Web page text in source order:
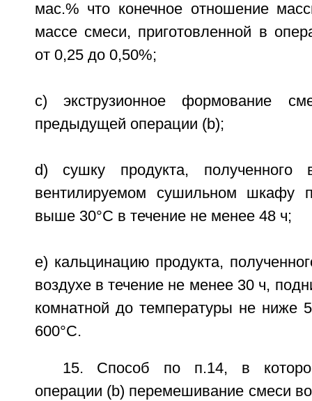
мас.% что конечное отношение
массе смеси, приготовленной в
от 0,25 до 0,50%;
c) экструзионное формование
предыдущей операции (b);
d) сушку продукта,
вентилируемом сушильном шкафу
выше 30°С в течение не менее 48 ч;
e) кальцинацию продукта,
воздухе в течение не менее 30 ч,
комнатной до температуры не ниже
600°С.
15. Способ по п.14, в
операции (b) перемешивание смеси